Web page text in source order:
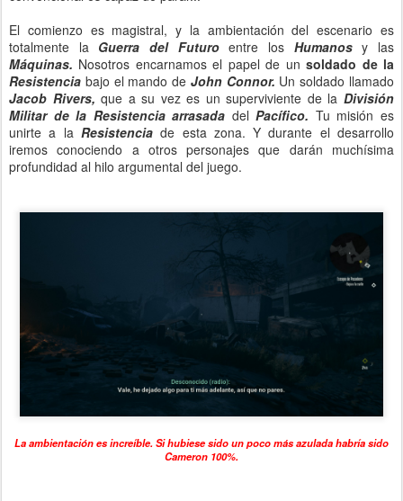
El comienzo es magistral, y la ambientación del escenario es
totalmente la Guerra del Futuroentre los Humanosy las
Máquinas. Nosotros encarnamos el papel de unsoldado de la
Resistencia bajo el mando de John Connor. Un soldado llamado
Jacob Rivers,que a su vez es un superviviente de laDivisión
Militar de la Resistencia arrasada delPacífico. Tu misión es
unirte a la Resistenciade esta zona. Y durante el desarrollo
iremos conociendo a otros personajes que darán muchísima
profundidad al hilo argumental del juego.
La ambientación es increíble. Si hubiese sido un poco más azulada habría sido
Cameron 100%.